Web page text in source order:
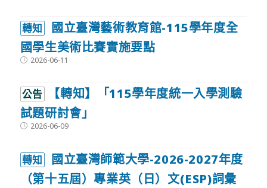
轉知
國立臺灣藝術教育館-115學年度全
國學生美術比賽實施要點
Post2026-06-11
公告
【轉知】「115學年度統一入學測驗
試題研討會」
Post2026-06-09
轉知
國立臺灣師範大學-2026-2027年度
（第十五屆）專業英（日）文(ESP)詞彙